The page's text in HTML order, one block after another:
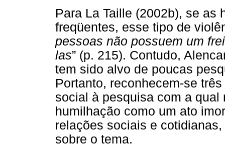
Para La Taille (2002b), se as
freqüentes, esse tipo de
pessoas não possuem um
las” (p. 215). Contudo,
tem sido alvo de poucas
Portanto, reconhecem-se
social à pesquisa com a
humilhação como um ato
relações sociais e
sobre o tema.